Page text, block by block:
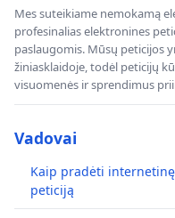
Mes suteikiame nemokamą
profesinalias elektronines
paslaugomis. Mūsų peticijos
žiniasklaidoje, todėl peticijų
visuomenės ir sprendimus
Vadovai
Kaip pradėti internetinę
peticiją